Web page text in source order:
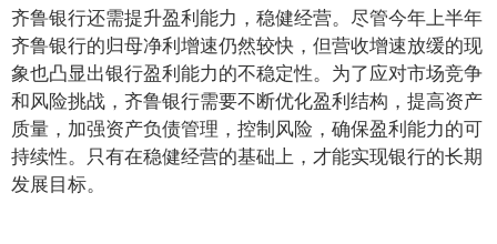
齐鲁银行还需提升盈利能力，稳健经营。尽管今年上半年
齐鲁银行的归母净利增速仍然较快，但营收增速放缓的现
象也凸显出银行盈利能力的不稳定性。为了应对市场竞争
和风险挑战，齐鲁银行需要不断优化盈利结构，提高资产
质量，加强资产负债管理，控制风险，确保盈利能力的可
持续性。只有在稳健经营的基础上，才能实现银行的长期
发展目标。